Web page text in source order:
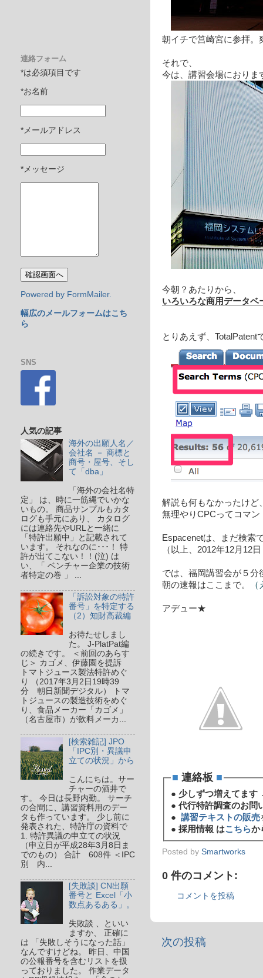
朝イチで筥崎宮に参拝。
それで、
今は、講習会場におりま
今朝？あたりから、
いろいろな商用データ
とりあえず、TotalPatent
解説も何もなかったけど
無理やりCPCってコマ
Espacenetは、まだ検索
（以上、2012年12月12
では、福岡講習会が５分
朝の速報はここまで。
アデュー★
■連絡板 ■
● 少しずつ増えてま
●代行特許調査のお問
●講習テキストの販売
●採用情報 はこちらか
Posted by Smartworks
0 件のコメント:
コメントを投稿
次の投稿
連絡フォーム
*は必須項目です
*お名前
*メールアドレス
*メッセージ
Powered by FormMailer.
幅広のメールフォームはこち
ら
SNS
人気の記事
海外の出願人名／
会社名 － 商標と
商号・屋号、そし
て「dba」
「海外の会社名特
定」 は、時に一筋縄でいかな
いもの。 商品サンプルもカタ
ログも手元にあり、 カタログ
には連絡先やURLと一緒に
「特許出願中」と記載されて
います。 それなのに･･･！ 特
許が出てこない！！(泣) は
い、「 ベンチャー企業の技術
者特定の巻 」 ...
「訴訟対象の特許
番号」を特定する
（2）知財高裁編
お待たせしまし
た。 J-PlatPat編
の続きです。 ＜前回のあらす
じ＞ カゴメ、伊藤園を提訴
トマトジュース製法特許めぐ
り （2017年3月2日19時39
分 朝日新聞デジタル） トマ
トジュースの製造技術をめぐ
り、食品メーカー「カゴメ」
（名古屋市）が飲料メーカ...
[検索雑記] JPO
「IPC別・異議申
立ての状況」から
こんにちは。サー
チャーの酒井で
す。 今日は長野内勤。 サーチ
の合間に、講習資料用のデー
タも作っています。 少し前に
発表された、特許庁の資料で
1. 特許異議の申立ての状況
（申立日が平成28年3月8日ま
でのもの） 合計 608件 ＜IPC
別 内...
[失敗談] CN出願
番号と Excel「小
数点あるある」。
失敗談 、といい
ますか、 正確に
は 「失敗しそうになった話」
なんですけどね。 昨日、中国
の公報番号を含むリストを扱
っておりました。 作業データ